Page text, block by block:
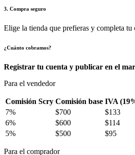
3. Compra seguro
Elige la tienda que prefieras y completa tu
¿Cuánto cobramos?
Registrar tu cuenta y publicar en el
Para el vendedor
Comisión Scry Comisión base IVA
7%
$700 $133
6%
$600 $114
5%
$500 $95
Para el comprador